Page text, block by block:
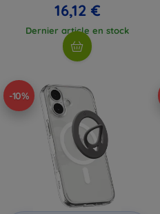
16,12 €
Dernier article en stock
-10%